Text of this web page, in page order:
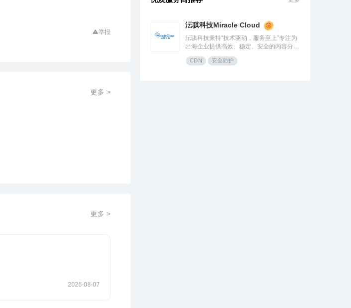
举报
更多 >
更多 >
2026-08-07
沄骐科技Miracle Cloud
沄骐科技秉持“技术驱动，服务至上”专注为
出海企业提供高效、稳定、安全的内容分发
（CDN）与云服务解决方案，是全球边缘
云领导者Fastly中国区首个合作伙伴。团队
CDN 安全防护